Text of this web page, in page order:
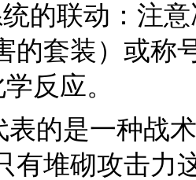
的联动：注
的套装）或称
反应。
表的是一种战
有堆砌攻击力